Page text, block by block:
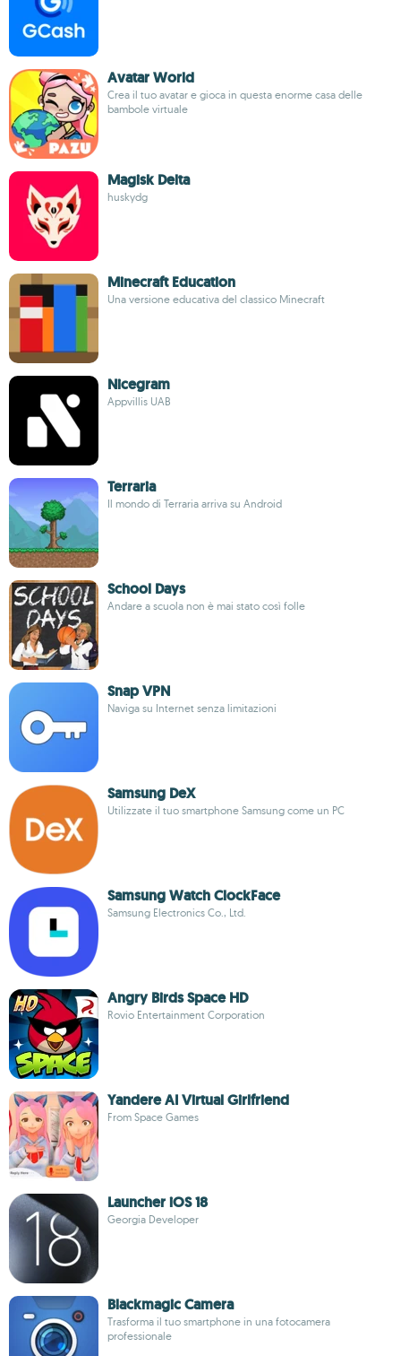
Avatar World
Crea il tuo avatar e gioca in questa enorme casa delle
bambole virtuale
Magisk Delta
huskydg
Minecraft Education
Una versione educativa del classico Minecraft
Nicegram
Appvillis UAB
Terraria
Il mondo di Terraria arriva su Android
School Days
Andare a scuola non è mai stato così folle
Snap VPN
Naviga su Internet senza limitazioni
Samsung DeX
Utilizzate il tuo smartphone Samsung come un PC
Samsung Watch ClockFace
Samsung Electronics Co., Ltd.
Angry Birds Space HD
Rovio Entertainment Corporation
Yandere AI Virtual Girlfriend
From Space Games
Launcher iOS 18
Georgia Developer
Blackmagic Camera
Trasforma il tuo smartphone in una fotocamera
professionale